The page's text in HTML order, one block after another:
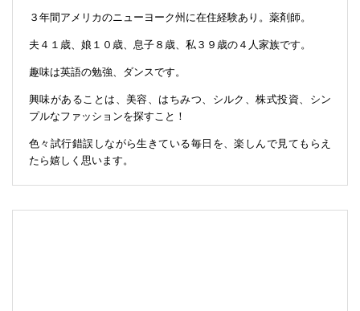
３年間アメリカのニューヨーク州に在住経験あり。薬剤師。
夫４１歳、娘１０歳、息子８歳、私３９歳の４人家族です。
趣味は英語の勉強、ダンスです。
興味があることは、美容、はちみつ、シルク、株式投資、シン
プルなファッションを探すこと！
色々試行錯誤しながら生きている毎日を、楽しんで見てもらえ
たら嬉しく思います。